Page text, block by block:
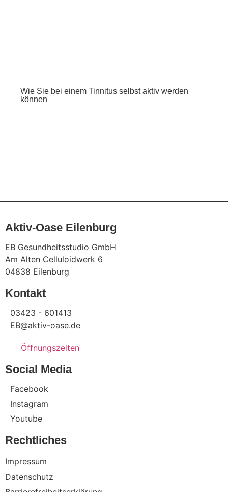
Wie Sie bei einem Tinnitus selbst aktiv werden
können
Aktiv-Oase Eilenburg
EB Gesundheitsstudio GmbH
Am Alten Celluloidwerk 6
04838 Eilenburg
Kontakt
03423 - 601413
EB@aktiv-oase.de
Öffnungszeiten
Social Media
Facebook
Instagram
Youtube
Rechtliches
Impressum
Datenschutz